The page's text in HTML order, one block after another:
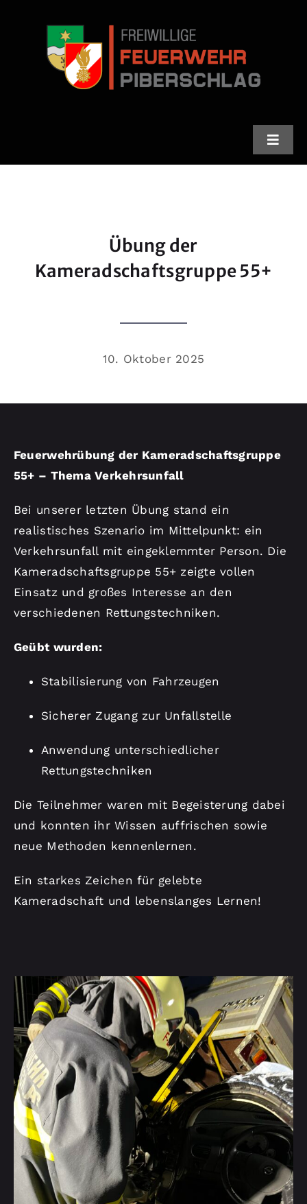
Toggle
Termine
Übung der
Kameradschaftsgruppe 55+
10. Oktober 2025
Feuerwehrübung der Kameradschaftsgruppe
55+ – Thema Verkehrsunfall
Bei unserer letzten Übung stand ein
realistisches Szenario im Mittelpunkt: ein
Verkehrsunfall mit eingeklemmter Person. Die
Kameradschaftsgruppe 55+ zeigte vollen
Einsatz und großes Interesse an den
verschiedenen Rettungstechniken.
Geübt wurden:
Stabilisierung von Fahrzeugen
Sicherer Zugang zur Unfallstelle
Anwendung unterschiedlicher
Rettungstechniken
Die Teilnehmer waren mit Begeisterung dabei
und konnten ihr Wissen auffrischen sowie
neue Methoden kennenlernen.
Ein starkes Zeichen für gelebte
Kameradschaft und lebenslanges Lernen!